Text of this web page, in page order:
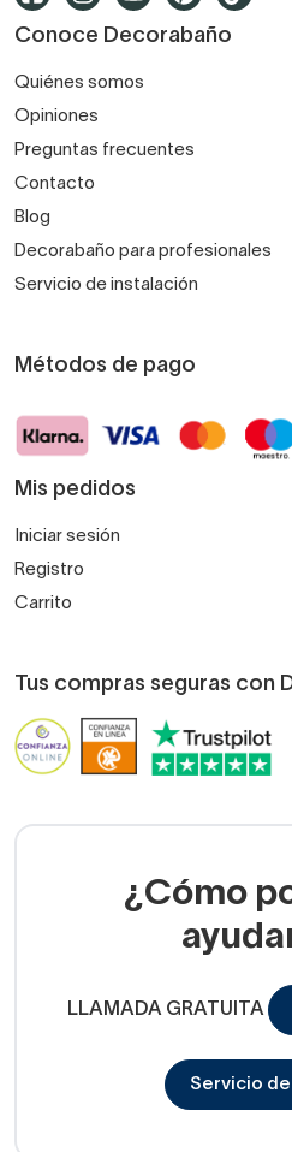
Conoce Decorabaño
Quiénes somos
Opiniones
Preguntas frecuentes
Contacto
Blog
Decorabaño para profesionales
Servicio de instalación
Métodos de pago
Mis pedidos
Iniciar sesión
Registro
Carrito
Tus compras seguras con
¿Cómo
LLAMADA GRATUITA
Servicio de